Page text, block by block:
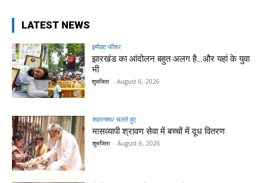
LATEST NEWS
इम्पैक्ट फीचर
झारखंड का आंदोलन बहुत अलग है…और यहां के युवा
भी
शुभजिता - August 6, 2026
शहरनामा/ चलते हुए
मासव्यापी श्रावण सेवा में बच्चों में दूध वितरण
शुभजिता - August 6, 2026